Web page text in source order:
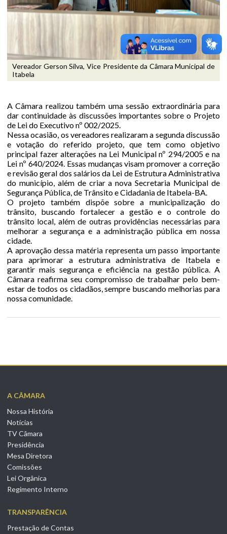
Vereador Gerson Silva, Vice Presidente da Câmara Municipal de
Itabela
A Câmara realizou também uma sessão extraordinária para
dar continuidade às discussões importantes sobre o Projeto
de Lei do Executivo nº 002/2025.
Nessa ocasião, os vereadores realizaram a segunda discussão
e votação do referido projeto, que tem como objetivo
principal fazer alterações na Lei Municipal nº 294/2005 e na
Lei nº 640/2024. Essas mudanças visam promover a correção
e revisão geral dos salários da Lei de Estrutura Administrativa
do município, além de criar a nova Secretaria Municipal de
Segurança Pública, de Trânsito e Cidadania de Itabela-BA.
O projeto também dispõe sobre a municipalização do
trânsito, buscando fortalecer a gestão e o controle do
trânsito local, além de outras providências necessárias para
melhorar a segurança e a administração pública em nossa
cidade.
A aprovação dessa matéria representa um passo importante
para aprimorar a estrutura administrativa de Itabela e
garantir mais segurança e eficiência na gestão pública. A
Câmara reafirma seu compromisso de trabalhar pelo bem-
estar de todos os cidadãos, sempre buscando melhorias para
nossa comunidade.
A CÂMARA
Nossa História
Notícias
TV Câmara
Presidência
Mesa Diretora
Comissões
Lei Orgânica
Regimento Interno
TRANSPARÊNCIA
Prestação de Contas